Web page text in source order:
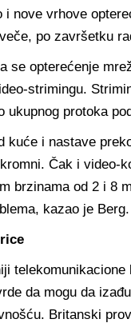
i nove vrhove
po završetku
se opterećenje
strimingu.
ukupnog protoka
kuće i nastave
Čak i video-
brzinama od 2 i 8
kazao je Berg.
telekomunikacione
da mogu da
Britanski